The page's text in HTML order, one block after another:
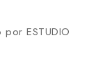
porESTUDIO